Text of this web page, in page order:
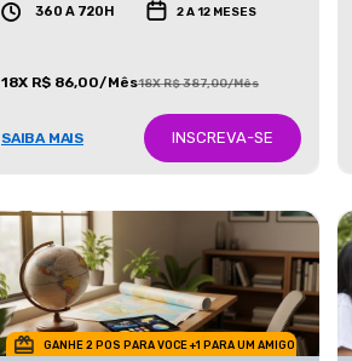
360 A 720H 2 A 12 MESES
18X R$ 86,00/Mês18X R$ 387,00/Mês
SAIBA MAIS INSCREVA-SE
GANHE 2 POS PARA VOCE +1 PARA UM AMIGO